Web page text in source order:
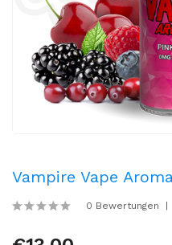
Vampire Vape
0 Bewertungen